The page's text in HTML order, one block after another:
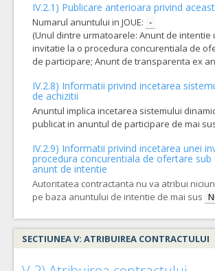
IV.2.1) Publicare anterioara privind
Numarul anuntului in JOUE: -
(Unul dintre urmatoarele: Anunt de intentie
invitatie la o procedura concurentiala de
de participare; Anunt de transparenta ex
IV.2.8) Informatii privind incetarea
de achizitii
Anuntul implica incetarea sistemului
publicat in anuntul de participare de mai
IV.2.9) Informatii privind incetarea unei
procedura concurentiala de ofertare sub
anunt de intentie
Autoritatea contractanta nu va atribui
pe baza anuntului de intentie de mai sus
SECTIUNEA V: ATRIBUIREA CONTRACTULUI